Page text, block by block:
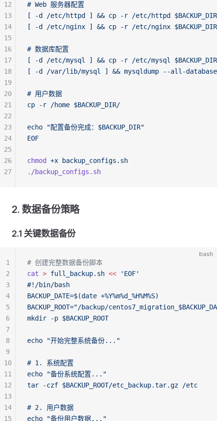
# Web 服务器配置
[ -d /etc/httpd ] && cp -r /etc/httpd
[ -d /etc/nginx ] && cp -r /etc/nginx
# 数据库配置
[ -d /etc/mysql ] && cp -r /etc/mysql
[ -d /var/lib/mysql ] && mysqldump --all-databases
# 用户数据
cp -r /home $BACKUP_DIR/
echo "配置备份完成：$BACKUP_DIR"
EOF
chmod +x backup_configs.sh
./backup_configs.sh
12
13
14
15
16
17
18
19
20
21
22
23
24
25
26
27
2. 数据备份策略
2.1 关键数据备份
bash
# 创建完整数据备份脚本
cat > full_backup.sh << 'EOF'
#!/bin/bash
BACKUP_DATE=$(date +%Y%m%d_%H%M%S)
BACKUP_ROOT="/backup/
mkdir -p $BACKUP_ROOT
echo "开始完整系统备份..."
# 1. 系统配置
echo "备份系统配置..."
tar -czf $BACKUP_ROOT/etc_backup.tar.gz /etc
# 2. 用户数据
echo "备份用户数据..."
1
2
3
4
5
6
7
8
9
10
11
12
13
14
15